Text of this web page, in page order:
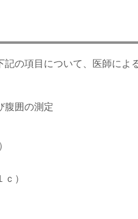
の項目について、医師によ
腹囲の測定
）